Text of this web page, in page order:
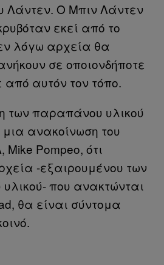
Λάντεν. Ο Μπιν Λάντεν
εκεί από το
λόγω αρχεία θα
σε οποιονδήποτε
αυτόν τον τόπο.
των παραπάνου υλικού
ανακοίνωση του
Mike Pompeo, ότι
-εξαιρουμένου των
που ανακτώνται
θα είναι σύντομα